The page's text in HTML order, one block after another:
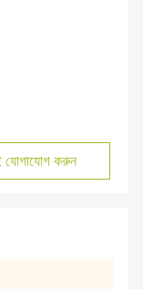
যোগাযোগ করুন